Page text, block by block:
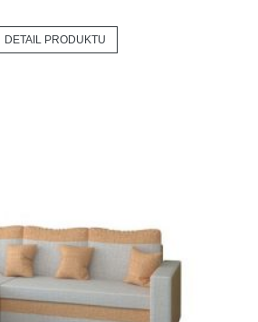
DETAIL PRODUKTU